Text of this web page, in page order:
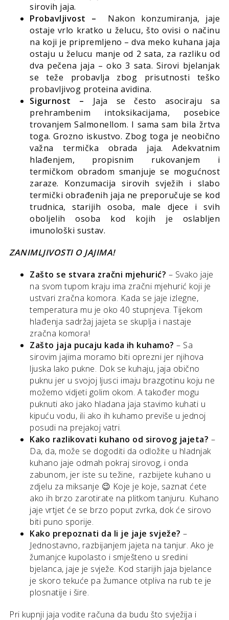
sirovih jaja.
Probavljivost – Nakon konzumiranja, jaje
ostaje vrlo kratko u želucu, što ovisi o načinu
na koji je pripremljeno – dva meko kuhana jaja
ostaju u želucu manje od 2 sata, za razliku od
dva pečena jaja – oko 3 sata. Sirovi bjelanjak
se teže probavlja zbog prisutnosti teško
probavljivog proteina avidina.
Sigurnost – Jaja se često asociraju sa
prehrambenim intoksikacijama, posebice
trovanjem Salmonellom. I sama sam bila žrtva
toga. Grozno iskustvo. Zbog toga je neobično
važna termička obrada jaja. Adekvatnim
hlađenjem, propisnim rukovanjem i
termičkom obradom smanjuje se mogućnost
zaraze. Konzumacija sirovih svježih i slabo
termički obrađenih jaja ne preporučuje se kod
trudnica, starijih osoba, male djece i svih
oboljelih osoba kod kojih je oslabljen
imunološki sustav.
ZANIMLJIVOSTI O JAJIMA!
Zašto se stvara zračni mjehurić? – Svako jaje
na svom tupom kraju ima zračni mjehurić koji je
ustvari zračna komora. Kada se jaje izlegne,
temperatura mu je oko 40 stupnjeva. Tijekom
hlađenja sadržaj jajeta se skuplja i nastaje
zračna komora!
Zašto jaja pucaju kada ih kuhamo? – Sa
sirovim jajima moramo biti oprezni jer njihova
ljuska lako pukne. Dok se kuhaju, jaja obično
puknu jer u svojoj ljusci imaju brazgotinu koju ne
možemo vidjeti golim okom. A također mogu
puknuti ako jako hladana jaja stavimo kuhati u
kipuću vodu, ili ako ih kuhamo previše u jednoj
posudi na prejakoj vatri.
Kako razlikovati kuhano od sirovog jajeta? –
Da, da, može se dogoditi da odložite u hladnjak
kuhano jaje odmah pokraj sirovog, i onda
zabunom, jer iste su težine, razbijete kuhano u
zdjelu za miksanje 😉 Koje je koje, saznat ćete
ako ih brzo zarotirate na plitkom tanjuru. Kuhano
jaje vrtjet će se brzo poput zvrka, dok će sirovo
biti puno sporije.
Kako prepoznati da li je jaje svježe? –
Jednostavno, razbijanjem jajeta na tanjur. Ako je
žumanjce kupolasto i smješteno u sredini
bjelanca, jaje je svježe. Kod starijih jaja bjelance
je skoro tekuće pa žumance otpliva na rub te je
plosnatije i šire.
Pri kupnji jaja vodite računa da budu što svježija i